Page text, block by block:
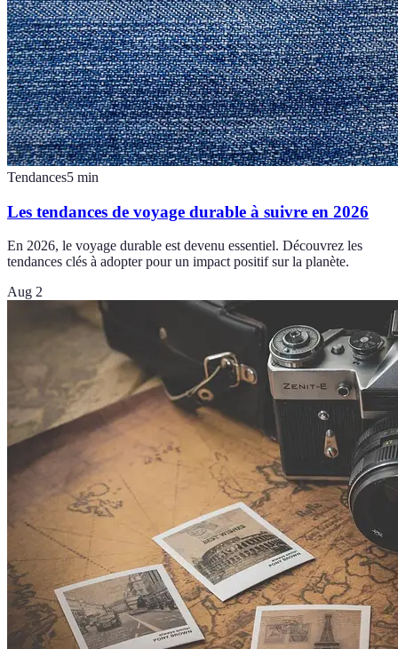
Tendances5 min
Les tendances de voyage durable à suivre en 2026
En 2026, le voyage durable est devenu essentiel. Découvrez les
tendances clés à adopter pour un impact positif sur la planète.
Aug 2